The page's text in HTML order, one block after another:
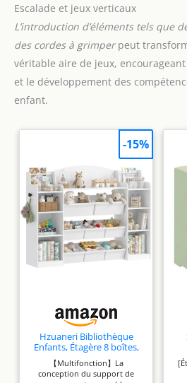
Escalade et jeux verticaux
L’introduction d’éléments tels que
des cordes à grimperpeut
véritable aire de jeux,
et le développement des
enfant.
Hzuaneri Bibliothèque
Enfants, Étagère 8 boîtes,
30 x 140 x 104 cm, Blanc
【Multifonction】La
conception du support de
-15%